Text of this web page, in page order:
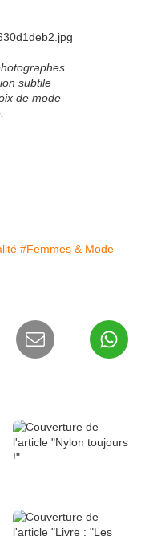
subtile
de mode
#Femmes & Mode